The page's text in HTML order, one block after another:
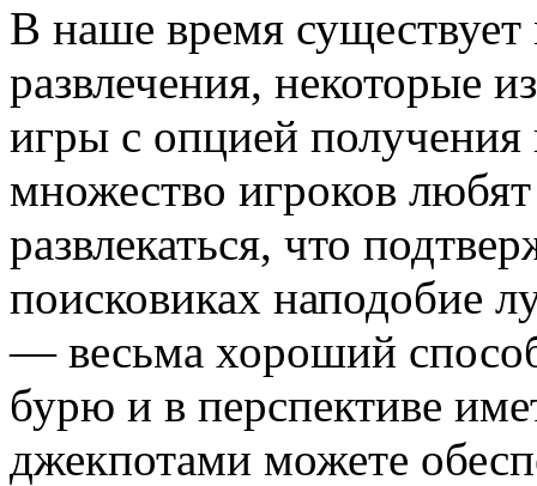
В нaшe врeмя
развлечения, некоторые
игры с опцией
множество игроков
развлекаться, что
поисковиках наподобие
— весьма хороший
бурю и в перспективе
джекпотами можете